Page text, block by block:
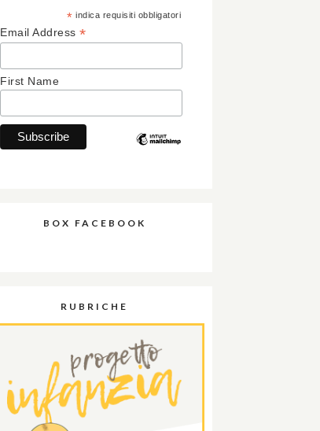
* indica requisiti obbligatori
Email Address *
First Name
BOX FACEBOOK
RUBRICHE